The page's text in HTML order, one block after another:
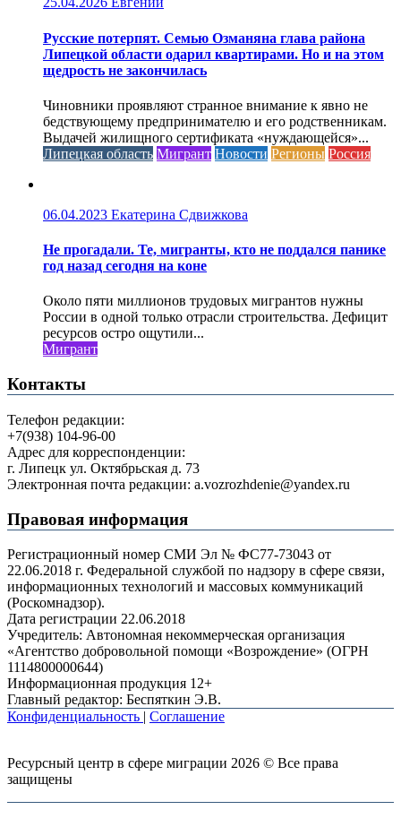
Русские потерпят. Семью Озманяна глава района
Липецкой области одарил квартирами. Но и на этом
щедрость не закончилась
Чиновники проявляют странное внимание к явно не
бедствующему предпринимателю и его родственникам.
Выдачей жилищного сертификата «нуждающейся»...
Липецкая область Мигрант Новости Регионы Россия
06.04.2023 Екатерина Сдвижкова
Не прогадали. Те, мигранты, кто не поддался панике
год назад сегодня на коне
Около пяти миллионов трудовых мигрантов нужны
России в одной только отрасли строительства. Дефицит
ресурсов остро ощутили...
Мигрант
Контакты
Телефон редакции:
+7(938) 104-96-00
Адрес для корреспонденции:
г. Липецк ул. Октябрьская д. 73
Электронная почта редакции: a.vozrozhdenie@yandex.ru
Правовая информация
Регистрационный номер СМИ Эл № ФС77-73043 от
22.06.2018 г. Федеральной службой по надзору в сфере связи,
информационных технологий и массовых коммуникаций
(Роскомнадзор).
Дата регистрации 22.06.2018
Учредитель: Автономная некоммерческая организация
«Агентство добровольной помощи «Возрождение» (ОГРН
1114800000644)
Информационная продукция 12+
Главный редактор: Беспяткин Э.В.
Конфиденциальность | Соглашение
Ресурсный центр в сфере миграции 2026 © Все права
защищены